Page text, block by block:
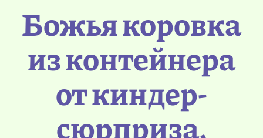
Божья коровка
из контейнера
от киндер-
сюрприза.